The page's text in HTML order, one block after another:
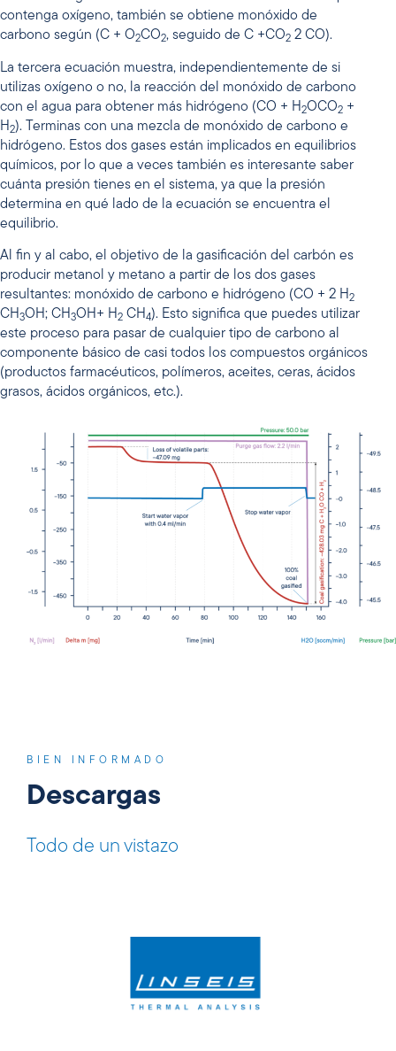
contenga oxígeno, también se obtiene monóxido de
carbono según (C + O2CO2, seguido de C +CO2 2 CO).
La tercera ecuación muestra, independientemente de si
utilizas oxígeno o no, la reacción del monóxido de carbono
con el agua para obtener más hidrógeno (CO + H2OCO2 +
H2). Terminas con una mezcla de monóxido de carbono e
hidrógeno. Estos dos gases están implicados en equilibrios
químicos, por lo que a veces también es interesante saber
cuánta presión tienes en el sistema, ya que la presión
determina en qué lado de la ecuación se encuentra el
equilibrio.
Al fin y al cabo, el objetivo de la gasificación del carbón es
producir metanol y metano a partir de los dos gases
resultantes: monóxido de carbono e hidrógeno (CO + 2 H2
CH3OH; CH3OH+ H2 CH4). Esto significa que puedes utilizar
este proceso para pasar de cualquier tipo de carbono al
componente básico de casi todos los compuestos orgánicos
(productos farmacéuticos, polímeros, aceites, ceras, ácidos
grasos, ácidos orgánicos, etc.).
BIEN INFORMADO
Descargas
Todo de un vistazo